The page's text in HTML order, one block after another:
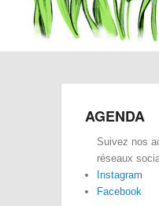
AGENDA
Suivez nos
réseaux
Instagram
Facebook